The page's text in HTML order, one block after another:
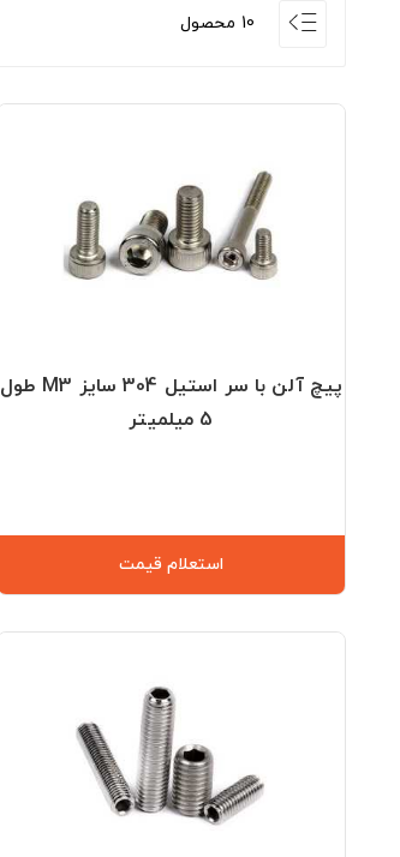
10 محصول
پیچ آلن با سر استیل 304 سایز M3 طول
5 میلمیتر
استعلام قیمت